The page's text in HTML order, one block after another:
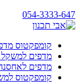
054-3333-647
קומפקטוס
מדפים למשקל
מדפים
קומפקטוס